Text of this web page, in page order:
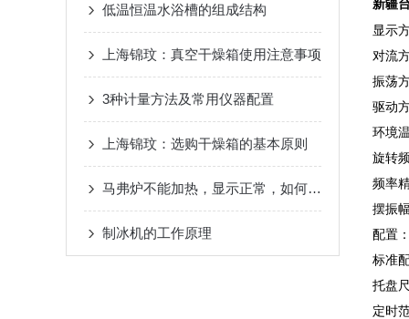
低温恒温水浴槽的组成结构
上海锦玟：真空干燥箱使用注意事项
3种计量方法及常用仪器配置
上海锦玟：选购干燥箱的基本原则
马弗炉不能加热，显示正常，如何处理？
制冰机的工作原理
新疆
显示
对流
振荡
驱动
环境
旋转
频率
摆振
配置
标准
托盘
定时